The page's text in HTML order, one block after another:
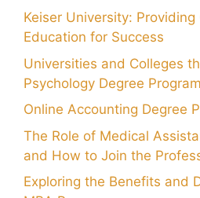
Keiser University: Providing
Education for Success
Universities and Colleges
Psychology Degree
Online Accounting Degree
The Role of Medical
and How to Join the
Exploring the Benefits and